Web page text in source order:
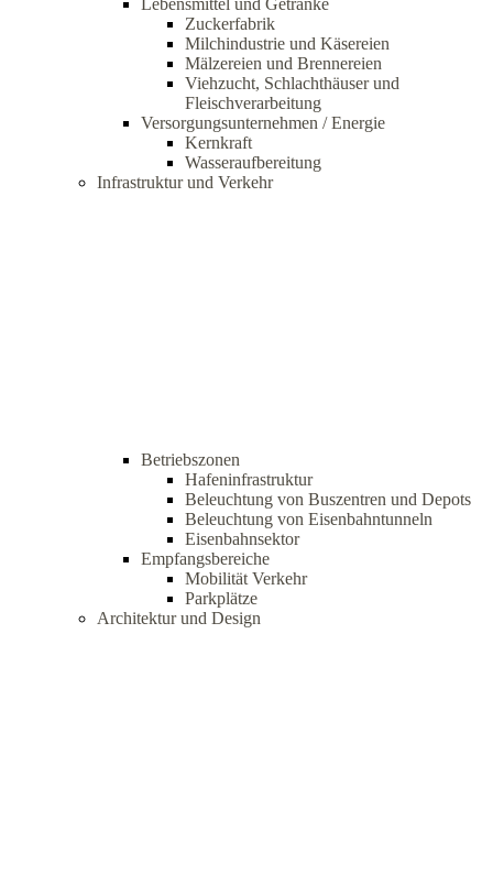
Lebensmittel und Getränke
Zuckerfabrik
Milchindustrie und Käsereien
Mälzereien und Brennereien
Viehzucht, Schlachthäuser und
Fleischverarbeitung
Versorgungsunternehmen / Energie
Kernkraft
Wasseraufbereitung
Infrastruktur und Verkehr
Betriebszonen
Hafeninfrastruktur
Beleuchtung von Buszentren und Depots
Beleuchtung von Eisenbahntunneln
Eisenbahnsektor
Empfangsbereiche
Mobilität Verkehr
Parkplätze
Architektur und Design